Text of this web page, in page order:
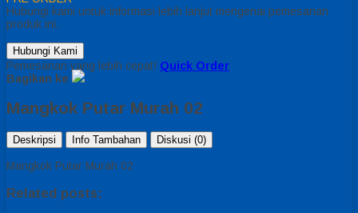
Hubungi kami untuk informasi lebih lanjut mengenai pemesanan
produk ini.
Hubungi Kami
Pemesanan yang lebih cepat! Quick Order
Bagikan ke
Mangkok Putar Murah 02
Deskripsi Info Tambahan Diskusi (0)
Mangkok Putar Murah 02
Related posts: